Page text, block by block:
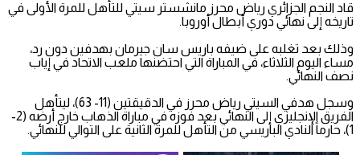
قاد النجم الجزائري رياض محرز مانشستر سيتي للتأهل للمرة الأولى في
تاريخه إلى نهائي دوري أبطال أوروبا.
وذلك بعد تغلبه على ضيفه باريس سان جيرمان بهدفين دون رد،
مساء اليوم الثلاثاء، في المباراة التي احتضنها ملعب الاتحاد في إياب
نصف النهائي.
وسجل هدفي السيتي رياض محرز في الدقيقتين (11- 63)، ليتأهل
الفريق الإنجليزي إلى النهائي بعد فوزه في مباراة الذهاب خارج أرضه (2-
1)، حارماً النادي الباريسي من التأهل للمرة الثانية على التوالي للنهائي.